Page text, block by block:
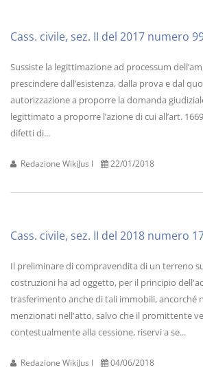
Cass. civile, sez. II del 2017 numero
Sussiste la legittimazione ad processum
prescindere dall’esistenza, dalla prova e dal
autorizzazione a proporre la domanda
legittimato a proporre l’azione di cui all’art.
difetti di...
Redazione WikiJus I 22/01/2018
Cass. civile, sez. II del 2018 numero
Il preliminare di compravendita di un terreno
costruzioni ha ad oggetto, per il principio
trasferimento anche di tali immobili, ancorché
menzionati nell'atto, salvo che il promittente
contestualmente alla cessione, riservi a se...
Redazione WikiJus I 04/06/2018